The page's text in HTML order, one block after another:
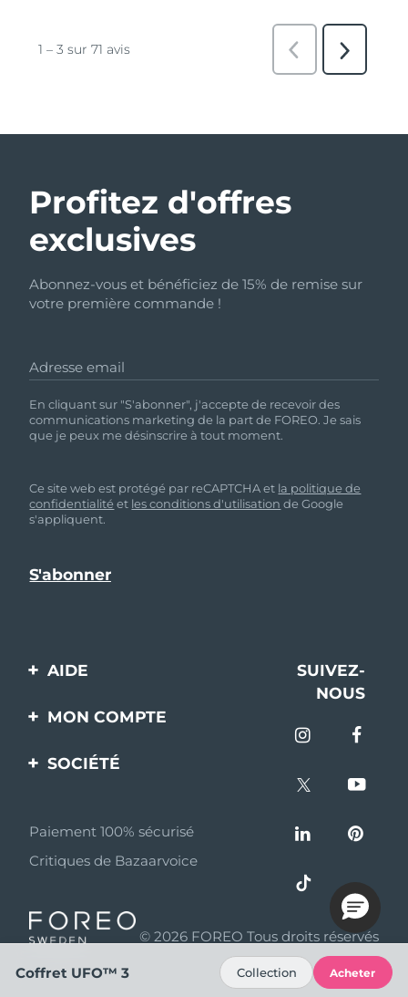
Profitez d'offres
exclusives
Abonnez-vous et bénéficiez de 15% de remise sur
votre première commande !
Adresse email
En cliquant sur "S'abonner", j'accepte de recevoir des
communications marketing de la part de FOREO. Je sais
que je peux me désinscrire à tout moment.
Ce site web est protégé par reCAPTCHA et la politique de
confidentialité et les conditions d'utilisation de Google
s'appliquent.
AIDE
Contactez-nous
livraisons
Questions et réponses
Informations sur la
SUIVEZ-
NOUS
MON COMPTE
Enregistrement produit
SOCIÉTÉ
Programme d’affiliation
Nouvelles d'affiliation
Partenaires
Paiement 100% sécurisé
Critiques de Bazaarvoice
© 2026 FOREO Tous droits réservés
Coffret UFO™ 3 Collection Acheter